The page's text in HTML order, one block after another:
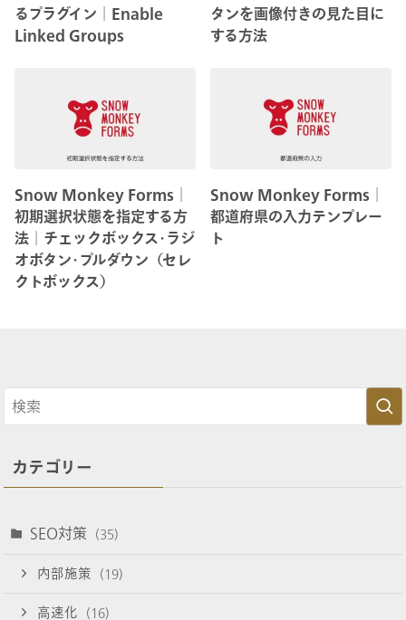
るプラグイン│Enable
Linked Groups
タンを画像付きの見た目に
する方法
Snow Monkey Forms│
初期選択状態を指定する方
法│チェックボックス･ラジ
オボタン･プルダウン（セレ
クトボックス）
Snow Monkey Forms│
都道府県の入力テンプレー
ト
カテゴリー
SEO対策 (35)
内部施策 (19)
高速化 (16)